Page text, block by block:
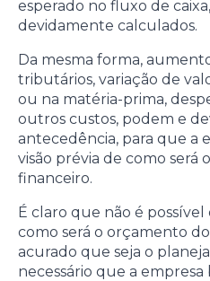
esperado no fluxo de
devidamente calculados.
Da mesma forma,
tributários, variação de
ou na matéria-prima,
outros custos, podem e
antecedência, para que a
visão prévia de como será
financeiro.
É claro que não é
como será o orçamento
acurado que seja o
necessário que a